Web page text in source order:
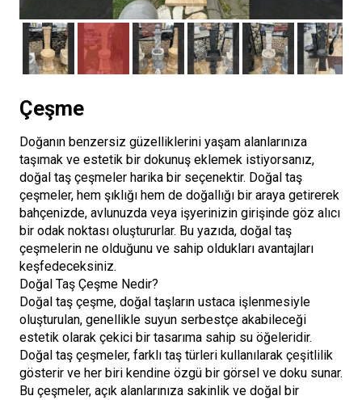
Çeşme
Doğanın benzersiz güzelliklerini yaşam alanlarınıza
taşımak ve estetik bir dokunuş eklemek istiyorsanız,
doğal taş çeşmeler harika bir seçenektir. Doğal taş
çeşmeler, hem şıklığı hem de doğallığı bir araya getirerek
bahçenizde, avlunuzda veya işyerinizin girişinde göz alıcı
bir odak noktası oluştururlar. Bu yazıda, doğal taş
çeşmelerin ne olduğunu ve sahip oldukları avantajları
keşfedeceksiniz.
Doğal Taş Çeşme Nedir?
Doğal taş çeşme, doğal taşların ustaca işlenmesiyle
oluşturulan, genellikle suyun serbestçe akabileceği
estetik olarak çekici bir tasarıma sahip su öğeleridir.
Doğal taş çeşmeler, farklı taş türleri kullanılarak çeşitlilik
gösterir ve her biri kendine özgü bir görsel ve doku sunar.
Bu çeşmeler, açık alanlarınıza sakinlik ve doğal bir